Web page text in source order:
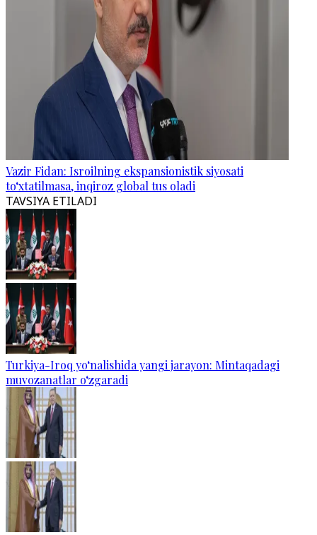
Vazir Fidan: Isroilning ekspansionistik siyosati
to‘xtatilmasa, inqiroz global tus oladi
TAVSIYA ETILADI
Turkiya-Iroq yo‘nalishida yangi jarayon: Mintaqadagi
muvozanatlar o‘zgaradi